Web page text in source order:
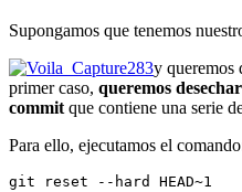
Supongamos que tenemos
y queremos
primer caso, queremos
commit que contiene una serie
Para ello, ejecutamos el
git reset --hard HEAD~1